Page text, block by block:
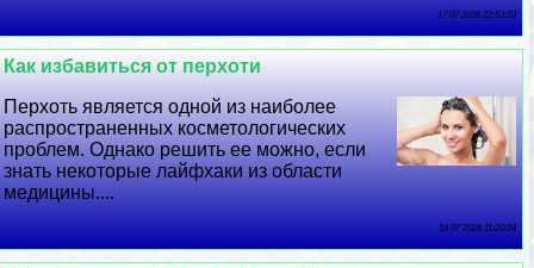
17 07 2026 22:53:23
Как избавиться от перхоти
Перхоть является одной из наиболее
распространенных косметологических
проблем. Однако решить ее можно, если
знать некоторые лайфхаки из области
медицины....
16 07 2026 11:20:24